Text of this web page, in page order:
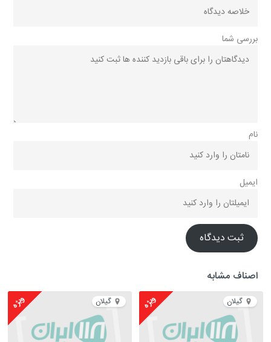
بررسی شما
نام
ایمیل
ثبت دیدگاه
اصناف مشابه
گیلان ویژه گیلان ویژه